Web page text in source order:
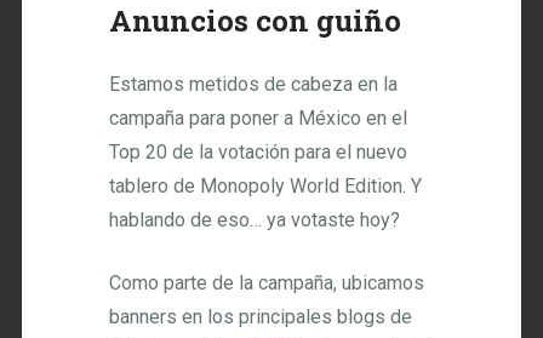
Anuncios con guiño
Estamos metidos de cabeza en la
campaña para poner a México en el
Top 20 de la votación para el nuevo
tablero de Monopoly World Edition. Y
hablando de eso… ya votaste hoy?
Como parte de la campaña, ubicamos
banners en los principales blogs de